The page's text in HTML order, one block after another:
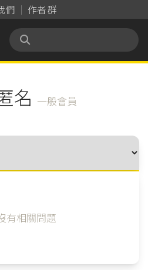
們 作者群
名 一般會員
有相關問題